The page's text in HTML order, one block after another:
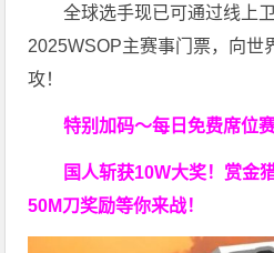
全球选手现已可通过线上
2025WSOP主赛事门票，向世
攻！
特别加码～每日免费席位
国人斩获10W大奖！ 赏金
50M刀奖励等你来战！